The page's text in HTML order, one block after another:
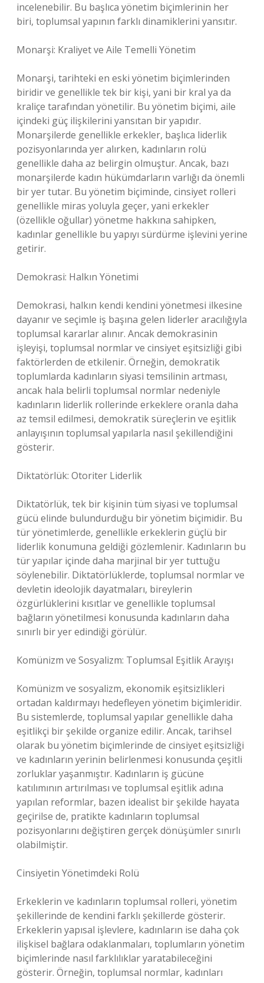
incelenebilir. Bu başlıca yönetim biçimlerinin her
biri, toplumsal yapının farklı dinamiklerini yansıtır.
Monarşi: Kraliyet ve Aile Temelli Yönetim
Monarşi, tarihteki en eski yönetim biçimlerinden
biridir ve genellikle tek bir kişi, yani bir kral ya da
kraliçe tarafından yönetilir. Bu yönetim biçimi, aile
içindeki güç ilişkilerini yansıtan bir yapıdır.
Monarşilerde genellikle erkekler, başlıca liderlik
pozisyonlarında yer alırken, kadınların rolü
genellikle daha az belirgin olmuştur. Ancak, bazı
monarşilerde kadın hükümdarların varlığı da önemli
bir yer tutar. Bu yönetim biçiminde, cinsiyet rolleri
genellikle miras yoluyla geçer, yani erkekler
(özellikle oğullar) yönetme hakkına sahipken,
kadınlar genellikle bu yapıyı sürdürme işlevini yerine
getirir.
Demokrasi: Halkın Yönetimi
Demokrasi, halkın kendi kendini yönetmesi ilkesine
dayanır ve seçimle iş başına gelen liderler aracılığıyla
toplumsal kararlar alınır. Ancak demokrasinin
işleyişi, toplumsal normlar ve cinsiyet eşitsizliği gibi
faktörlerden de etkilenir. Örneğin, demokratik
toplumlarda kadınların siyasi temsilinin artması,
ancak hala belirli toplumsal normlar nedeniyle
kadınların liderlik rollerinde erkeklere oranla daha
az temsil edilmesi, demokratik süreçlerin ve eşitlik
anlayışının toplumsal yapılarla nasıl şekillendiğini
gösterir.
Diktatörlük: Otoriter Liderlik
Diktatörlük, tek bir kişinin tüm siyasi ve toplumsal
gücü elinde bulundurduğu bir yönetim biçimidir. Bu
tür yönetimlerde, genellikle erkeklerin güçlü bir
liderlik konumuna geldiği gözlemlenir. Kadınların bu
tür yapılar içinde daha marjinal bir yer tuttuğu
söylenebilir. Diktatörlüklerde, toplumsal normlar ve
devletin ideolojik dayatmaları, bireylerin
özgürlüklerini kısıtlar ve genellikle toplumsal
bağların yönetilmesi konusunda kadınların daha
sınırlı bir yer edindiği görülür.
Komünizm ve Sosyalizm: Toplumsal Eşitlik Arayışı
Komünizm ve sosyalizm, ekonomik eşitsizlikleri
ortadan kaldırmayı hedefleyen yönetim biçimleridir.
Bu sistemlerde, toplumsal yapılar genellikle daha
eşitlikçi bir şekilde organize edilir. Ancak, tarihsel
olarak bu yönetim biçimlerinde de cinsiyet eşitsizliği
ve kadınların yerinin belirlenmesi konusunda çeşitli
zorluklar yaşanmıştır. Kadınların iş gücüne
katılımının artırılması ve toplumsal eşitlik adına
yapılan reformlar, bazen idealist bir şekilde hayata
geçirilse de, pratikte kadınların toplumsal
pozisyonlarını değiştiren gerçek dönüşümler sınırlı
olabilmiştir.
Cinsiyetin Yönetimdeki Rolü
Erkeklerin ve kadınların toplumsal rolleri, yönetim
şekillerinde de kendini farklı şekillerde gösterir.
Erkeklerin yapısal işlevlere, kadınların ise daha çok
ilişkisel bağlara odaklanmaları, toplumların yönetim
biçimlerinde nasıl farklılıklar yaratabileceğini
gösterir. Örneğin, toplumsal normlar, kadınları